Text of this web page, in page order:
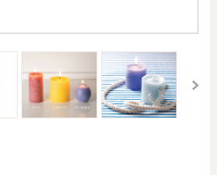
20000
～ 円
OK